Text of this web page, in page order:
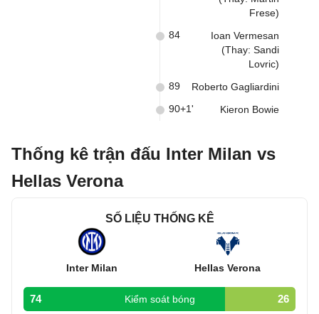
Frese)
Ioan Vermesan
(Thay: Sandi
Lovric)
84
Roberto Gagliardini
89
Kieron Bowie
90+1'
Thống kê trận đấu Inter Milan vs
Hellas Verona
SỐ LIỆU THỐNG KÊ
Inter Milan Hellas Verona
74 Kiểm soát bóng 26